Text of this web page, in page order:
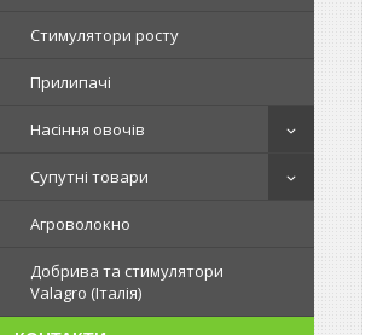
Стимулятори росту
Прилипачі
Насіння овочів
Супутні товари
Агроволокно
Добрива та стимулятори
Valagro (Італія)